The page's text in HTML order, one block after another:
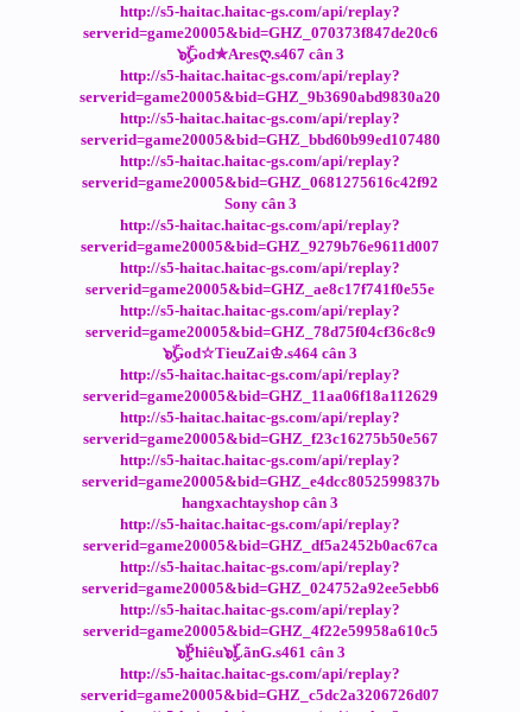
http://s5-haitac.haitac-gs.com/api/replay?
serverid=game20005&bid=GHZ_070373f847de20c6
๖ۣۜGod✯Aresღ.s467 cân 3
http://s5-haitac.haitac-gs.com/api/replay?
serverid=game20005&bid=GHZ_9b3690abd9830a20
http://s5-haitac.haitac-gs.com/api/replay?
serverid=game20005&bid=GHZ_bbd60b99ed107480
http://s5-haitac.haitac-gs.com/api/replay?
serverid=game20005&bid=GHZ_0681275616c42f92
Sony cân 3
http://s5-haitac.haitac-gs.com/api/replay?
serverid=game20005&bid=GHZ_9279b76e9611d007
http://s5-haitac.haitac-gs.com/api/replay?
serverid=game20005&bid=GHZ_ae8c17f741f0e55e
http://s5-haitac.haitac-gs.com/api/replay?
serverid=game20005&bid=GHZ_78d75f04cf36c8c9
๖ۣۜGod☆TieuZai♔.s464 cân 3
http://s5-haitac.haitac-gs.com/api/replay?
serverid=game20005&bid=GHZ_11aa06f18a112629
http://s5-haitac.haitac-gs.com/api/replay?
serverid=game20005&bid=GHZ_f23c16275b50e567
http://s5-haitac.haitac-gs.com/api/replay?
serverid=game20005&bid=GHZ_e4dcc8052599837b
hangxachtayshop cân 3
http://s5-haitac.haitac-gs.com/api/replay?
serverid=game20005&bid=GHZ_df5a2452b0ac67ca
http://s5-haitac.haitac-gs.com/api/replay?
serverid=game20005&bid=GHZ_024752a92ee5ebb6
http://s5-haitac.haitac-gs.com/api/replay?
serverid=game20005&bid=GHZ_4f22e59958a610c5
๖ۣۜPhiêu๖ۣۜLãnG.s461 cân 3
http://s5-haitac.haitac-gs.com/api/replay?
serverid=game20005&bid=GHZ_c5dc2a3206726d07